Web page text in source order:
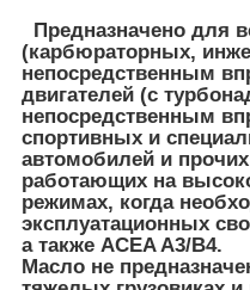
Предназначено для
(карбюраторных,
непосредственным
двигателей (с
непосредственным
спортивных и
автомобилей и
работающих на
режимах, когда
эксплуатационных
а также ACEA A3/B4.
Масло не